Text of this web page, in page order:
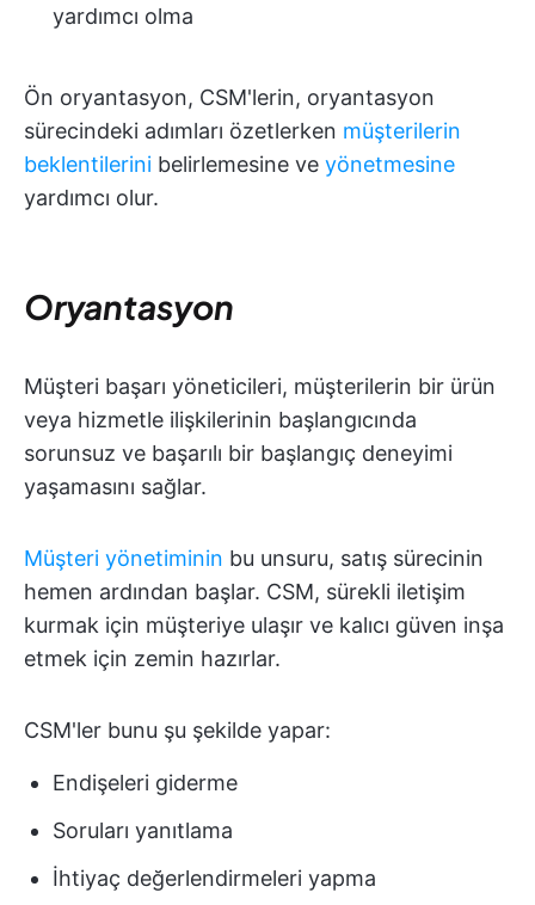
yardımcı olma
Ön oryantasyon, CSM'lerin, oryantasyon
sürecindeki adımları özetlerken müşterilerin
beklentilerini belirlemesine ve yönetmesine
yardımcı olur.
Oryantasyon
Müşteri başarı yöneticileri, müşterilerin bir ürün
veya hizmetle ilişkilerinin başlangıcında
sorunsuz ve başarılı bir başlangıç deneyimi
yaşamasını sağlar.
Müşteri yönetiminin bu unsuru, satış sürecinin
hemen ardından başlar. CSM, sürekli iletişim
kurmak için müşteriye ulaşır ve kalıcı güven inşa
etmek için zemin hazırlar.
CSM'ler bunu şu şekilde yapar:
Endişeleri giderme
Soruları yanıtlama
İhtiyaç değerlendirmeleri yapma